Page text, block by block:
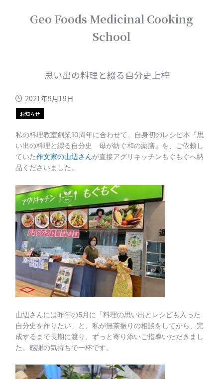
Geo Foods Medicinal Cooking
School
思い出の料理と綴る自分史上梓
2021年9月19日
お知らせ
私の料理教室創業10周年に合わせて、自身初のレシピ本『思
い出の料理と綴る自分史 母が紡ぐ和の薬膳』を、ご依頼し
ていた作文家の山辺さんが直接アグリキッチンもぐもぐへ納
品くださいました。
山辺さんには昨年の5月に「料理の思い出とレシピも入った
自分史を作りたい」と、私が無茶振りの相談をしてから、完
成するまで長期に渡り、ずっと寄り添いご指導いただきまし
た。感謝の気持ちで一杯です。